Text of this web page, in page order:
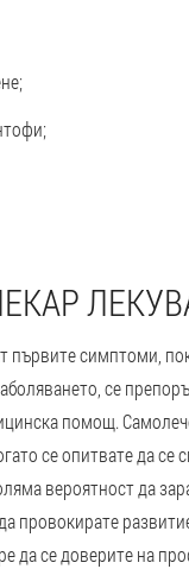
първите симптоми,
се
помощ.
се опитвате да се
вероятност да
провокирате
да се доверите на